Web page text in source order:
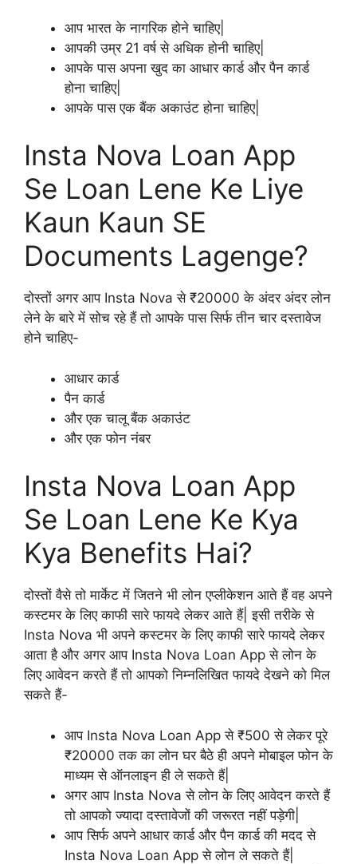
आप भारत के नागरिक होने चाहिए|
आपकी उम्र 21 वर्ष से अधिक होनी चाहिए|
आपके पास अपना खुद का आधार कार्ड और पैन कार्ड
होना चाहिए|
आपके पास एक बैंक अकाउंट होना चाहिए|
Insta Nova Loan App
Se Loan Lene Ke Liye
Kaun Kaun SE
Documents Lagenge?
दोस्तों अगर आप Insta Nova से ₹20000 के अंदर अंदर लोन
लेने के बारे में सोच रहे हैं तो आपके पास सिर्फ तीन चार दस्तावेज
होने चाहिए-
आधार कार्ड
पैन कार्ड
और एक चालू बैंक अकाउंट
और एक फोन नंबर
Insta Nova Loan App
Se Loan Lene Ke Kya
Kya Benefits Hai?
दोस्तों वैसे तो मार्केट में जितने भी लोन एप्लीकेशन आते हैं वह अपने
कस्टमर के लिए काफी सारे फायदे लेकर आते हैं| इसी तरीके से
Insta Nova भी अपने कस्टमर के लिए काफी सारे फायदे लेकर
आता है और अगर आप Insta Nova Loan App से लोन के
लिए आवेदन करते हैं तो आपको निम्नलिखित फायदे देखने को मिल
सकते हैं-
आप Insta Nova Loan App से ₹500 से लेकर पूरे
₹20000 तक का लोन घर बैठे ही अपने मोबाइल फोन के
माध्यम से ऑनलाइन ही ले सकते हैं|
अगर आप Insta Nova से लोन के लिए आवेदन करते हैं
तो आपको ज्यादा दस्तावेजों की जरूरत नहीं पड़ेगी|
आप सिर्फ अपने आधार कार्ड और पैन कार्ड की मदद से
Insta Nova Loan App से लोन ले सकते हैं|